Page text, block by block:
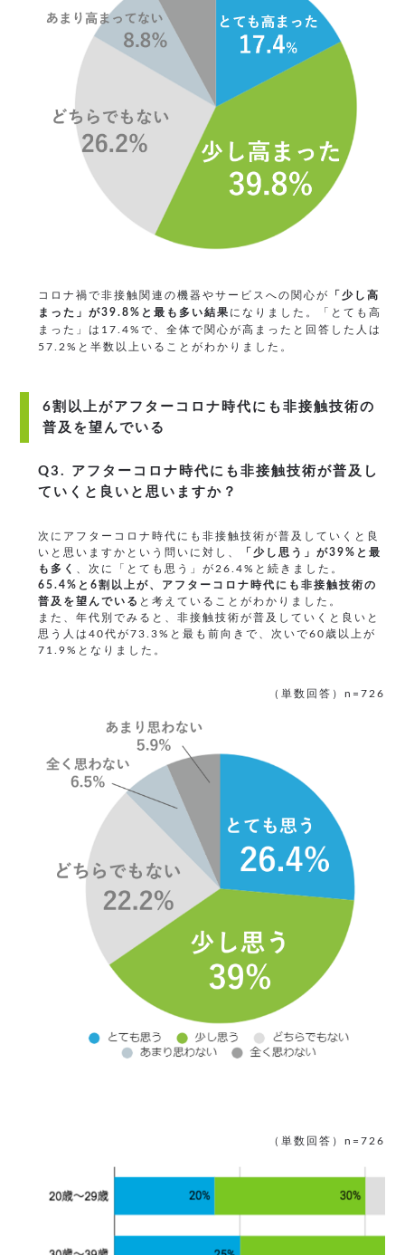
コロナ禍で非接触関連の機器やサービスへの関心が
「少し高
まった」が39.8%と最も多い結果 になりました。「とても高
まった」は17.4%で、全体で関心が高まったと回答した人は
57.2%と半数以上いることがわかりました。
6割以上がアフターコロナ時代にも非接触技術の
普及を望んでいる
Q3. アフターコロナ時代にも非接触技術が普及し
ていくと良いと思いますか？
次にアフターコロナ時代にも非接触技術が普及していくと良
いと思いますかという問いに対し、
「少し思う」が39%と最
も多く
、次に「とても思う」が26.4%と続きました。
65.4%と6割以上が、アフターコロナ時代にも非接触技術の
普及を望んでいる と考えていることがわかりました。
また、年代別でみると、非接触技術が普及していくと良いと
思う人は40代が73.3%と最も前向きで、次いで60歳以上が
71.9%となりました。
（単数回答）n=726
（単数回答）n=726